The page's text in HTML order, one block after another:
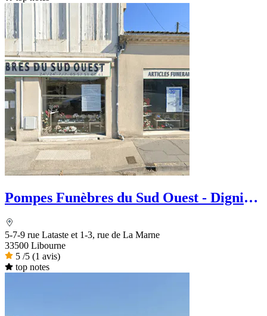
Pompes Funèbres du Sud Ouest - Dignité
5-7-9 rue Lataste et 1-3, rue de La Marne
33500 Libourne
5 /5 (1 avis)
top notes